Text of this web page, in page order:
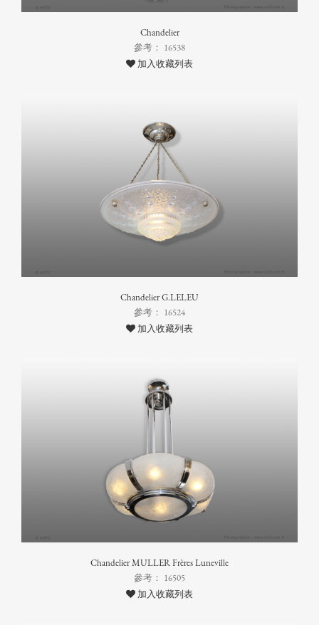
Chandelier
參考： 16538
加入收藏列表
Chandelier G.LELEU
參考： 16524
加入收藏列表
Chandelier MULLER Frères Luneville
參考： 16505
加入收藏列表